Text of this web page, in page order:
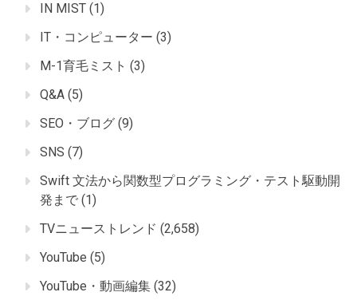
IN MIST (1)
IT・コンピューター (3)
M-1育毛ミスト (3)
Q&A (5)
SEO・ブログ (9)
SNS (7)
Swift 文法から関数型プログラミング・テスト駆動開
発まで (1)
TVニューストレンド (2,658)
YouTube (5)
YouTube・動画編集 (32)